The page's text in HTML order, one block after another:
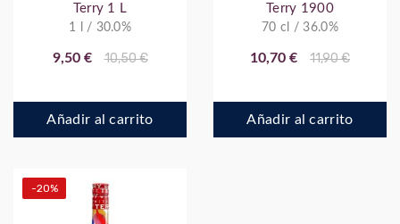
Terry 1 L
1 l / 30.0%
9,50 € 10,50 €
Añadir al carrito
Terry 1900
70 cl / 36.0%
10,70 € 11,90 €
Añadir al carrito
-20%